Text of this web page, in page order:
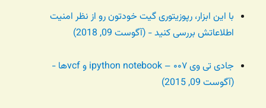
با این ابزار، رپوزیتوری گیت خودتون رو از نظر امنیت
اطلاعاتش بررسی کنید - (آگوست 09, 2018)
جادی تی وی ۰۰۷ – ipython notebook و vcfها -
(آگوست 09, 2015)